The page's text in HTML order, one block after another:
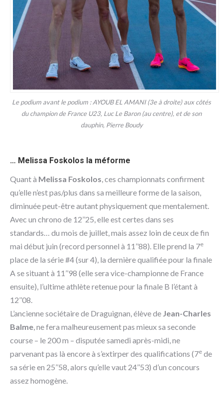
Le podium avant le podium : AYOUB EL AMANI (3e à droite) aux côtés
du champion de France U23, Luc Le Baron (au centre), et de son
dauphin, Pierre Boudy
… Melissa Foskolos la méforme
Quant à Melissa Foskolos, ces championnats confirment
qu’elle n’est pas/plus dans sa meilleure forme de la saison,
diminuée peut-être autant physiquement que mentalement.
Avec un chrono de 12’’25, elle est certes dans ses
standards… du mois de juillet, mais assez loin de ceux de fin
mai début juin (record personnel à 11’’88). Elle prend la 7e
place de la série #4 (sur 4), la dernière qualifiée pour la finale
A se situant à 11’’98 (elle sera vice-championne de France
ensuite), l’ultime athlète retenue pour la finale B l’étant à
12’’08.
L’ancienne sociétaire de Draguignan, élève de Jean-Charles
Balme, ne fera malheureusement pas mieux sa seconde
course – le 200 m – disputée samedi après-midi, ne
parvenant pas là encore à s’extirper des qualifications (7e de
sa série en 25’’58, alors qu’elle vaut 24’’53) d’un concours
assez homogène.